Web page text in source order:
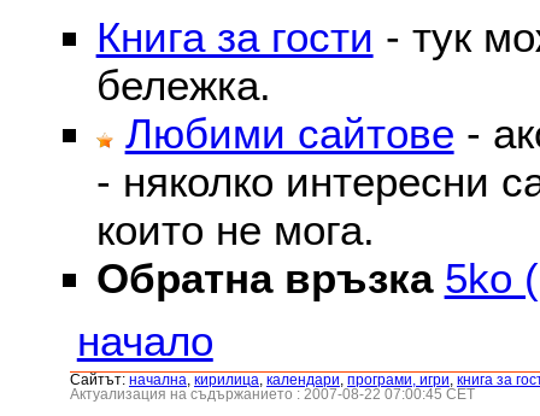
Книга за гости - тук
бележка.
Любими сайтове -
- няколко интересни
които не мога.
Обратна връзка 5ko
начало
Сайтът: началнa кирилица календари програми, игри книга за
Актуализация на съдържанието : 2007-08-22 07:00:45 CET